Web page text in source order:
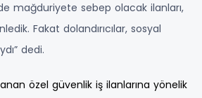
mağduriyete sebep olacak ilanları,
Fakat dolandırıcılar, sosyal
dedi.
özel güvenlik iş ilanlarına yönelik